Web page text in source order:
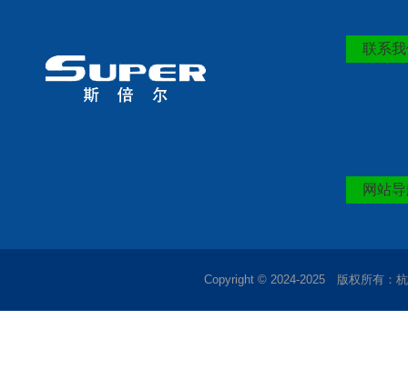
联系
网站
Copyright © 2024-2025 版权所有：